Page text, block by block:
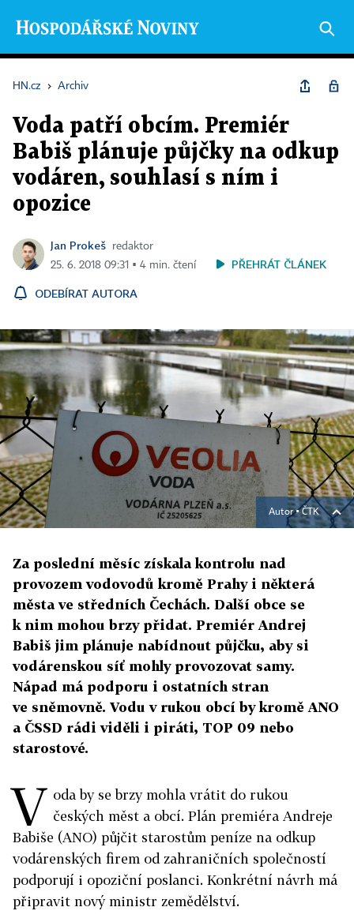
HN.cz › Archiv
Voda patří obcím. Premiér
Babiš plánuje půjčky na odkup
vodáren, souhlasí s ním i
opozice
Jan Prokeš
redaktor
25. 6. 2018 09:31 ▪ 4 min. čtení
PŘEHRÁT ČLÁNEK
ODEBÍRAT AUTORA
Autor ▪ČTK
Za poslední měsíc získala kontrolu nad
provozem vodovodů kromě Prahy i některá
města ve středních Čechách. Další obce se
k nim mohou brzy přidat. Premiér Andrej
Babiš jim plánuje nabídnout půjčku, aby si
vodárenskou síť mohly provozovat samy.
Nápad má podporu i ostatních stran
ve sněmovně. Vodu v rukou obcí by kromě ANO
a ČSSD rádi viděli i piráti, TOP 09 nebo
starostové.
V oda by se brzy mohla vrátit do rukou
českých měst a obcí. Plán premiéra Andreje
Babiše (ANO) půjčit starostům peníze na odkup
vodárenských firem od zahraničních společností
podporují i opoziční poslanci. Konkrétní návrh má
připravit nový ministr zemědělství.